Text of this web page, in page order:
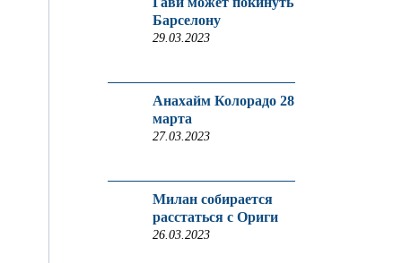
Барселону
29.03.2023
Анахайм Колорадо 28
марта
27.03.2023
Милан собирается
расстаться с Ориги
26.03.2023